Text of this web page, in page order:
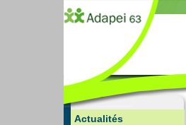
Actualités